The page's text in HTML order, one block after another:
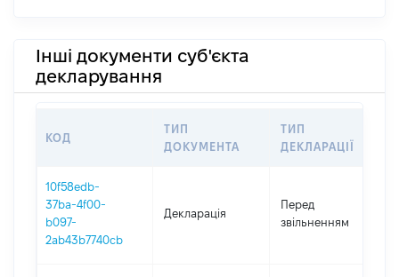
Інші документи суб'єкта
декларування
КОД
ТИП
ДОКУМЕНТА
ТИП
ДЕКЛАРАЦІЇ
10f58edb-
37ba-4f00-
b097-
2ab43b7740cb
Декларація
Перед
звільненням